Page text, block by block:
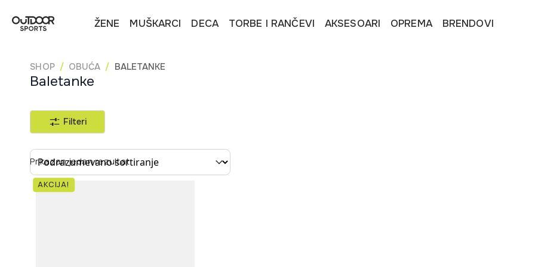
ŽENE MUŠKARCI DECA TORBE I RANČEVI AKSESOARI OPREMA BRENDOVI
SHOP OBUĆA BALETANKE
Baletanke
Filteri
Sort content
Prikazan jedan rezultat
AKCIJA!